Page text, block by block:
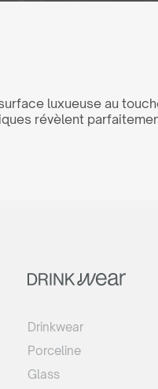
luxueuse au
révèlent
Drinkwear
Porceline
Glass